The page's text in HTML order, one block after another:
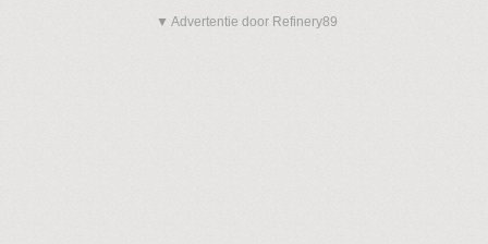
▼ Advertentie door Refinery89